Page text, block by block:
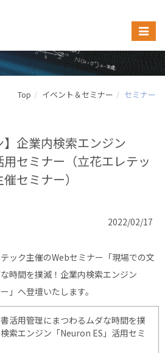
Top イベント＆セミナー セミナー
】企業内検索エンジン
用セミナー（立花エレテッ
セミナー）
2022/02/17
ック主催のWebセミナー「現場での文
時間を撲滅！企業内検索エンジン
」へ登壇いたします。
活用管理にまつわるムダな時間を撲
索エンジン「Neuron ES」活用セミ